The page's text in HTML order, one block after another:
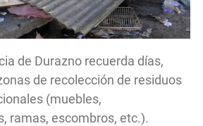
de Durazno recuerda días,
de recolección de residuos
(muebles,
ramas, escombros, etc.).